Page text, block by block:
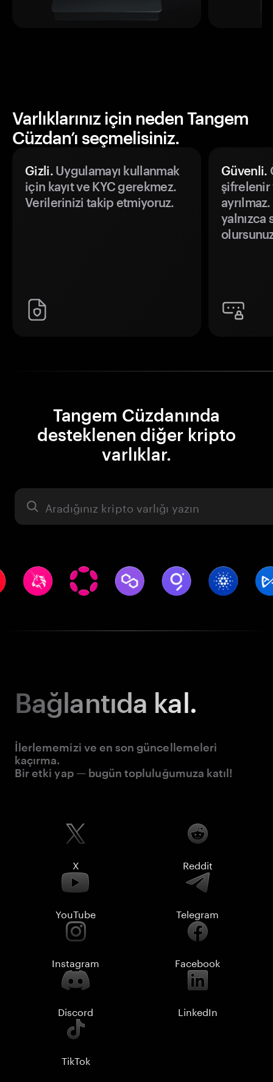
Varlıklarınız için neden Tangem
Cüzdan’ı seçmelisiniz.
Gizli.Uygulamayı kullanmak
için kayıt ve KYC gerekmez.
Verilerinizi takip etmiyoruz.
Güvenli.
şifrelenir
yalnızca
Tangem Cüzdanında
desteklenen diğer kripto
varlıklar.
Varlık
Bağlantıda kal.
İlerlememizi ve en son güncellemeleri
kaçırma.
Bir etki yap — bugün topluluğumuza katıl!
X Reddit
YouTube Telegram
Instagram Facebook
Discord LinkedIn
TikTok